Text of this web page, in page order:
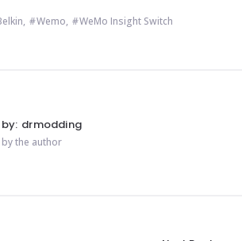
, Wemo, WeMo Insight Switch
drmodding
the author